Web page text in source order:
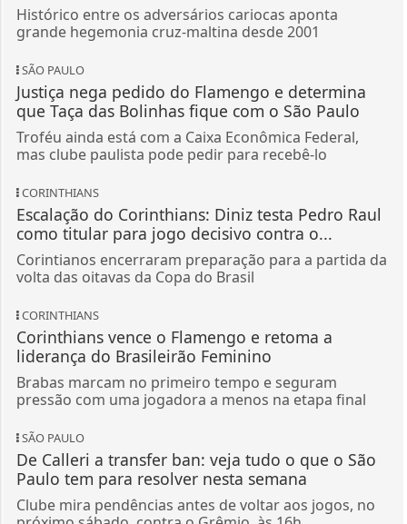
Histórico entre os adversários cariocas aponta
grande hegemonia cruz-maltina desde 2001
SÃO PAULO
Justiça nega pedido do Flamengo e determina
que Taça das Bolinhas fique com o São Paulo
Troféu ainda está com a Caixa Econômica Federal,
mas clube paulista pode pedir para recebê-lo
CORINTHIANS
Escalação do Corinthians: Diniz testa Pedro Raul
como titular para jogo decisivo contra o...
Corintianos encerraram preparação para a partida da
volta das oitavas da Copa do Brasil
CORINTHIANS
Corinthians vence o Flamengo e retoma a
liderança do Brasileirão Feminino
Brabas marcam no primeiro tempo e seguram
pressão com uma jogadora a menos na etapa final
SÃO PAULO
De Calleri a transfer ban: veja tudo o que o São
Paulo tem para resolver nesta semana
Clube mira pendências antes de voltar aos jogos, no